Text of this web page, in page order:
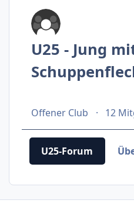
U25 - Jung
Offener Club 12
U25-Forum